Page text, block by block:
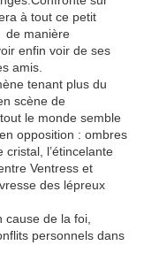
à tout ce petit
de manière
enfin voir de ses
amis.
tenant plus du
scène de
le monde semble
opposition : ombres
l’étincelante
Ventress et
des lépreux
de la foi,
personnels dans